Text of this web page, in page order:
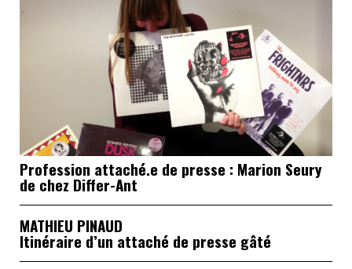
Profession attaché.e de presse : Marion Seury
de chez Differ-Ant
MATHIEU PINAUD
Itinéraire d’un attaché de presse gâté